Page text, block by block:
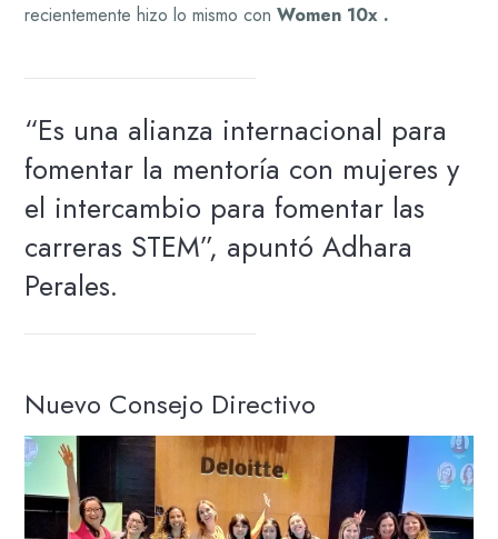
recientemente hizo lo mismo conWomen 10x .
“Es una alianza internacional para
fomentar la mentoría con mujeres y
el intercambio para fomentar las
carreras STEM”, apuntó Adhara
Perales.
Nuevo Consejo Directivo